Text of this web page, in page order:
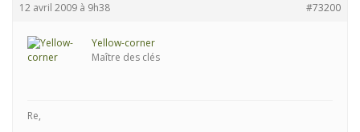
12 avril 2009 à 9h38 #73200
Yellow-corner
Maître des clés
Re,